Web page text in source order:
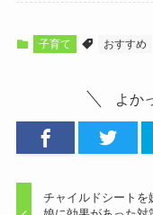
子育て おすすめ
よか
チャイルドシートを